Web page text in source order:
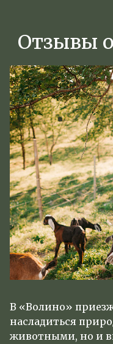
Отзывы
В «Волино»
насладиться
животными, но и